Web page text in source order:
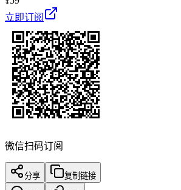
立即订阅
微信扫码订阅
分享 复制链接